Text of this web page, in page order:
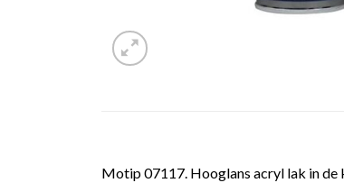
Motip 07117. Hooglans acryl lak in de